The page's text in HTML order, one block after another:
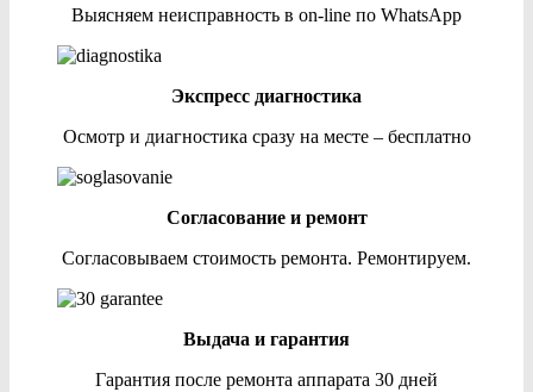
Выясняем неисправность в on-line по WhatsApp
Экспресс диагностика
Осмотр и диагностика сразу на месте – бесплатно
Согласование и ремонт
Согласовываем стоимость ремонта. Ремонтируем.
Выдача и гарантия
Гарантия после ремонта аппарата 30 дней